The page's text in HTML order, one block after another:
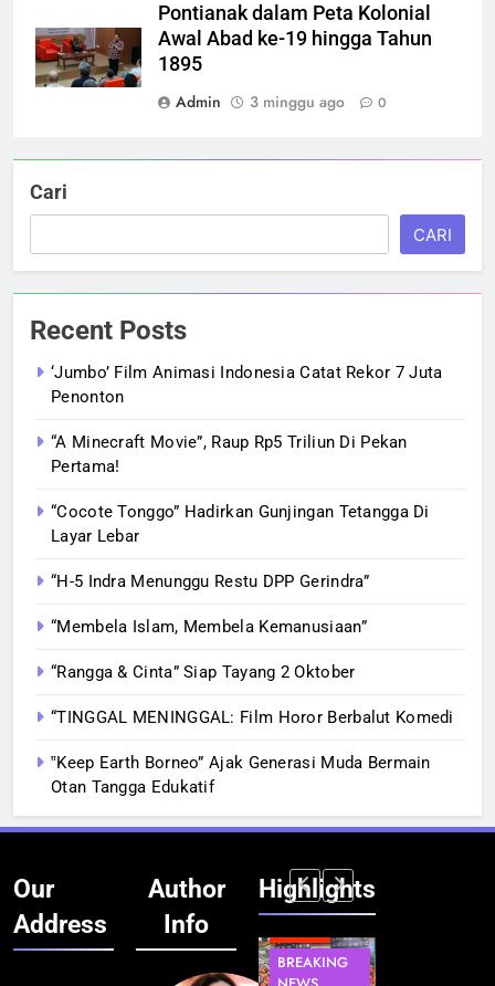
Pontianak dalam Peta Kolonial
Awal Abad ke-19 hingga Tahun
1895
Admin
3 minggu ago 0
Cari
CARI
Recent Posts
‘Jumbo’ Film Animasi Indonesia Catat Rekor 7 Juta
Penonton
“A Minecraft Movie”, Raup Rp5 Triliun Di Pekan
Pertama!
“Cocote Tonggo” Hadirkan Gunjingan Tetangga Di
Layar Lebar
“H-5 Indra Menunggu Restu DPP Gerindra”
“Membela Islam, Membela Kemanusiaan”
“Rangga & Cinta” Siap Tayang 2 Oktober
“TINGGAL MENINGGAL: Film Horor Berbalut Komedi
‟Keep Earth Borneo” Ajak Generasi Muda Bermain
Otan Tangga Edukatif
Our
Address
Author
Info
Highlights
BERITA
INFRASTRUKTUR
BREAKING